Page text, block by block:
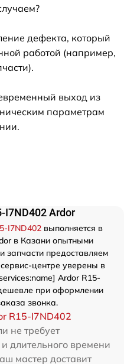
дефекта, который
работой (например,
выход из
параметрам
I7ND402 Ardor
I7ND402 выполняется в
в Казани опытными
запчасти предоставляем
центре уверены в
Ardor R15-
при оформлении
звонка.
R15-I7ND402
не требует
длительного времени
мастер доставит